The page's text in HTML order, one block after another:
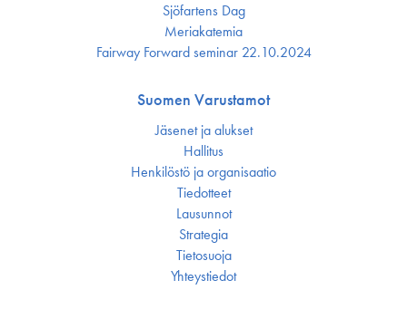
Sjöfartens Dag
Meriakatemia
Fairway Forward seminar 22.10.2024
Suomen Varustamot
Jäsenet ja alukset
Hallitus
Henkilöstö ja organisaatio
Tiedotteet
Lausunnot
Strategia
Tietosuoja
Yhteystiedot